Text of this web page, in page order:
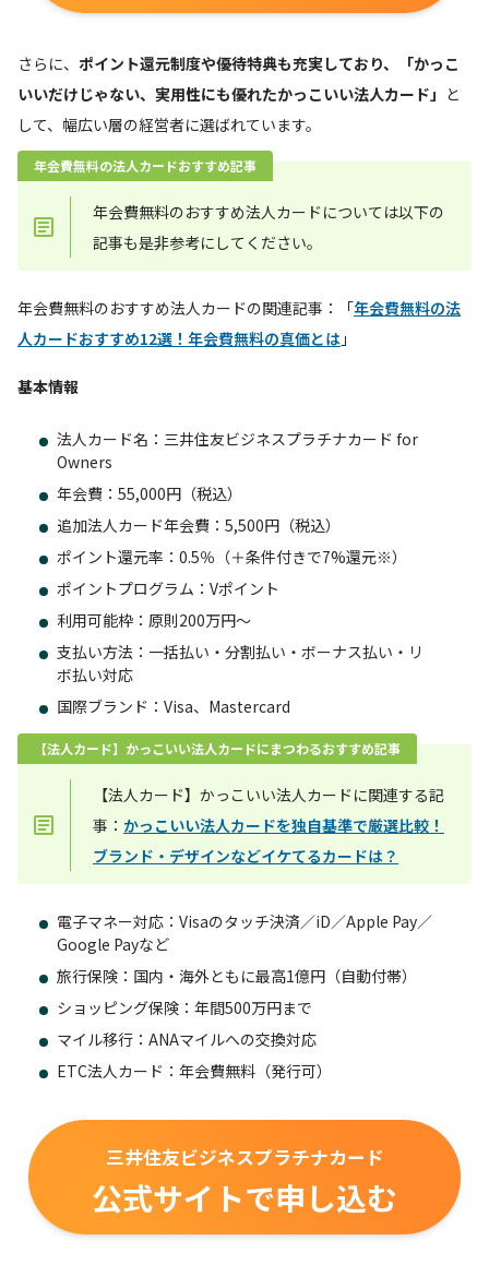
さらに、 ポイント還元制度や優待特典も充実しており、「かっこ
いいだけじゃない、実用性にも優れたかっこいい法人カード」 と
して、幅広い層の経営者に選ばれています。
年会費無料の法人カードおすすめ記事
年会費無料のおすすめ法人カードについては以下の
記事も是非参考にしてください。
年会費無料のおすすめ法人カードの関連記事：「年会費無料の法
人カードおすすめ12選！年会費無料の真価とは 」
基本情報
法人カード名：三井住友ビジネスプラチナカード for
Owners
年会費：55,000円（税込）
追加法人カード年会費：5,500円（税込）
ポイント還元率：0.5％（＋条件付きで7%還元※）
ポイントプログラム：Vポイント
利用可能枠：原則200万円～
支払い方法：一括払い・分割払い・ボーナス払い・リ
ボ払い対応
国際ブランド：Visa、Mastercard
【法人カード】かっこいい法人カードにまつわるおすすめ記事
【法人カード】かっこいい法人カードに関連する記
事： かっこいい法人カードを独自基準で厳選比較！
ブランド・デザインなどイケてるカードは？
電子マネー対応：Visaのタッチ決済／iD／Apple Pay／
Google Payなど
旅行保険：国内・海外ともに最高1億円（自動付帯）
ショッピング保険：年間500万円まで
マイル移行：ANAマイルへの交換対応
ETC法人カード：年会費無料（発行可）
三井住友ビジネスプラチナカード
公式サイトで申し込む